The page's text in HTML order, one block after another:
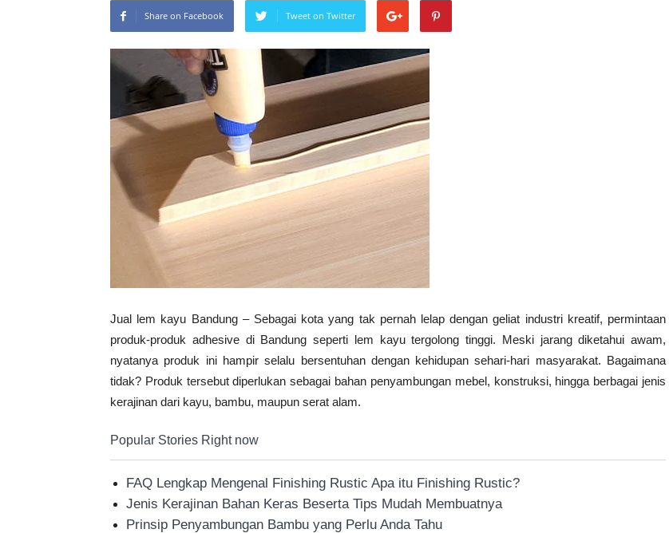
Vinyl
Cepat
Kuat
Tahan
Share on Facebook Tweet on Twitter
Jual lem kayu Bandung – Sebagai kota yang tak pernah lelap dengan geliat industri kreatif, permintaan
produk-produk adhesive di Bandung seperti lem kayu tergolong tinggi. Meski jarang diketahui awam,
nyatanya produk ini hampir selalu bersentuhan dengan kehidupan sehari-hari masyarakat. Bagaimana
tidak? Produk tersebut diperlukan sebagai bahan penyambungan mebel, konstruksi, hingga berbagai jenis
kerajinan dari kayu, bambu, maupun serat alam.
Popular Stories Right now
FAQ Lengkap Mengenal Finishing Rustic Apa itu Finishing Rustic?
Jenis Kerajinan Bahan Keras Beserta Tips Mudah Membuatnya
Prinsip Penyambungan Bambu yang Perlu Anda Tahu